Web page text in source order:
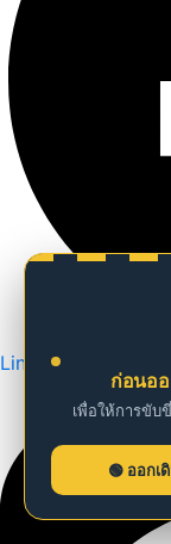
ก่อนอ
เพื่อให้การขับ
ออกเ
Line